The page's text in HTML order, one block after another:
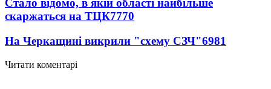
Стало відомо, в якій області найбільше
скаржаться на ТЦК7770
На Черкащині викрили "схему СЗЧ"6981
Читати коментарі